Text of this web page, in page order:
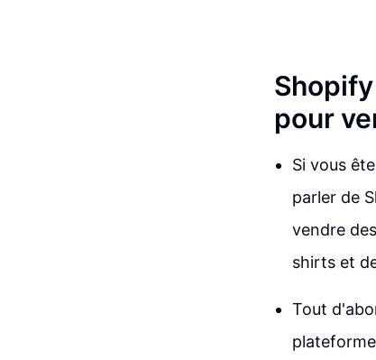
pour
Si vous
parler de
vendre
shirts et
Tout